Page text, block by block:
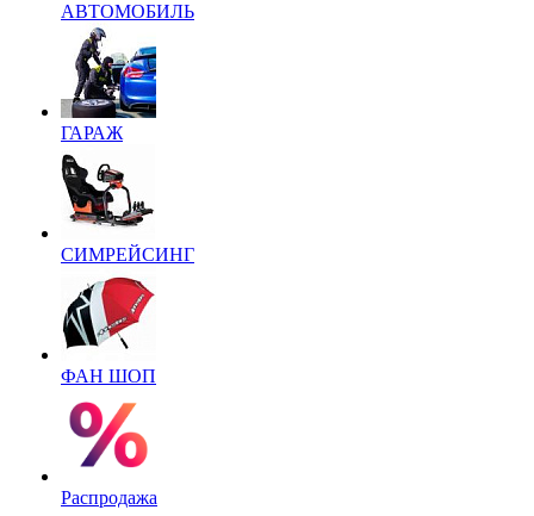
АВТОМОБИЛЬ
ГАРАЖ
СИМРЕЙСИНГ
ФАН ШОП
Распродажа